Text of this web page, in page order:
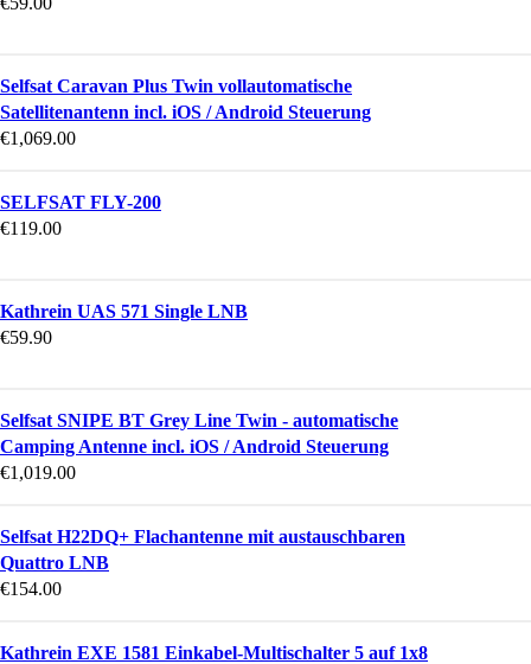
Selfsat Caravan Plus Twin vollautomatische
Satellitenantenn incl. iOS / Android Steuerung
€1,069.00
SELFSAT FLY-200
€119.00
Kathrein UAS 571 Single LNB
€59.90
Selfsat SNIPE BT Grey Line Twin - automatische
Camping Antenne incl. iOS / Android Steuerung
€1,019.00
Selfsat H22DQ+ Flachantenne mit austauschbaren
Quattro LNB
€154.00
Kathrein EXE 1581 Einkabel-Multischalter 5 auf 1x8